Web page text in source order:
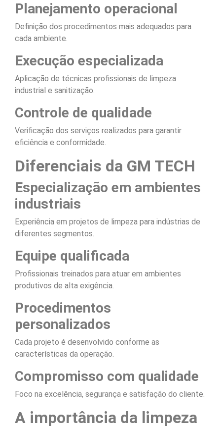
Planejamento operacional
Definição dos procedimentos mais adequados para
cada ambiente.
Execução especializada
Aplicação de técnicas profissionais de limpeza
industrial e sanitização.
Controle de qualidade
Verificação dos serviços realizados para garantir
eficiência e conformidade.
Diferenciais da GM TECH
Especialização em ambientes
industriais
Experiência em projetos de limpeza para indústrias de
diferentes segmentos.
Equipe qualificada
Profissionais treinados para atuar em ambientes
produtivos de alta exigência.
Procedimentos
personalizados
Cada projeto é desenvolvido conforme as
características da operação.
Compromisso com qualidade
Foco na excelência, segurança e satisfação do cliente.
A importância da limpeza